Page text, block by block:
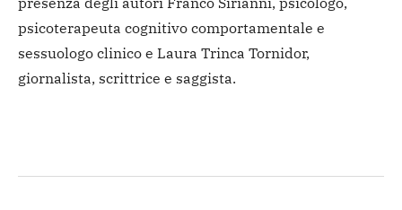
psicoterapeuta cognitivo comportamentale e
sessuologo clinico e Laura Trinca Tornidor,
giornalista, scrittrice e saggista.